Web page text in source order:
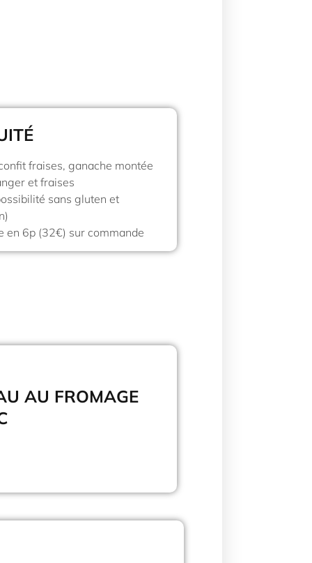
fraises, ganache montée
et fraises
sans gluten et
en 6p (32€) sur commande
AU FROMAGE